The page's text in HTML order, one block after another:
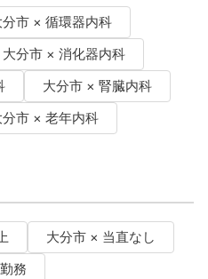
分市 × 循環器内科
大分市 × 消化器内科
大分市 × 腎臓内科
分市 × 老年内科
大分市 × 当直なし
務